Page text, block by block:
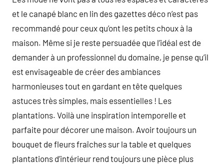
et le canapé blanc en lin des gazettes déco n’est pas
recommandé pour ceux qu’ont les petits choux à la
maison. Même si je reste persuadée que l’idéal est de
demander à un professionnel du domaine, je pense qu’il
est envisageable de créer des ambiances
harmonieuses tout en gardant en tête quelques
astuces très simples, mais essentielles ! Les
plantations. Voilà une inspiration intemporelle et
parfaite pour décorer une maison. Avoir toujours un
bouquet de fleurs fraîches sur la table et quelques
plantations d’intérieur rend toujours une pièce plus